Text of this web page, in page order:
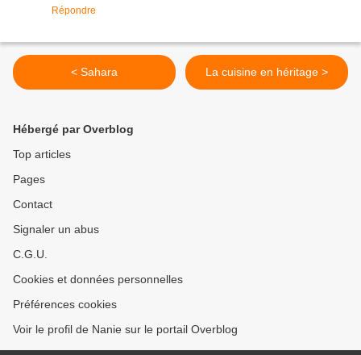
Répondre
< Sahara La cuisine en héritage >
Hébergé par Overblog
Top articles
Pages
Contact
Signaler un abus
C.G.U.
Cookies et données personnelles
Préférences cookies
Voir le profil de Nanie sur le portail Overblog